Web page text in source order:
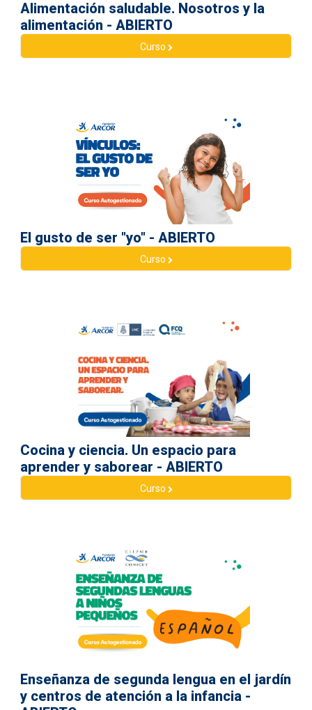
Alimentación saludable. Nosotros y la
alimentación - ABIERTO
Curso
El gusto de ser "yo" - ABIERTO
Curso
Cocina y ciencia. Un espacio para
aprender y saborear - ABIERTO
Curso
Enseñanza de segunda lengua en el jardín
y centros de atención a la infancia -